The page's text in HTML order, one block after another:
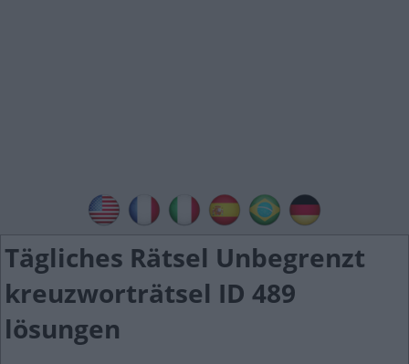
Tägliches Rätsel Unbegrenzt
kreuzworträtsel ID 489
lösungen